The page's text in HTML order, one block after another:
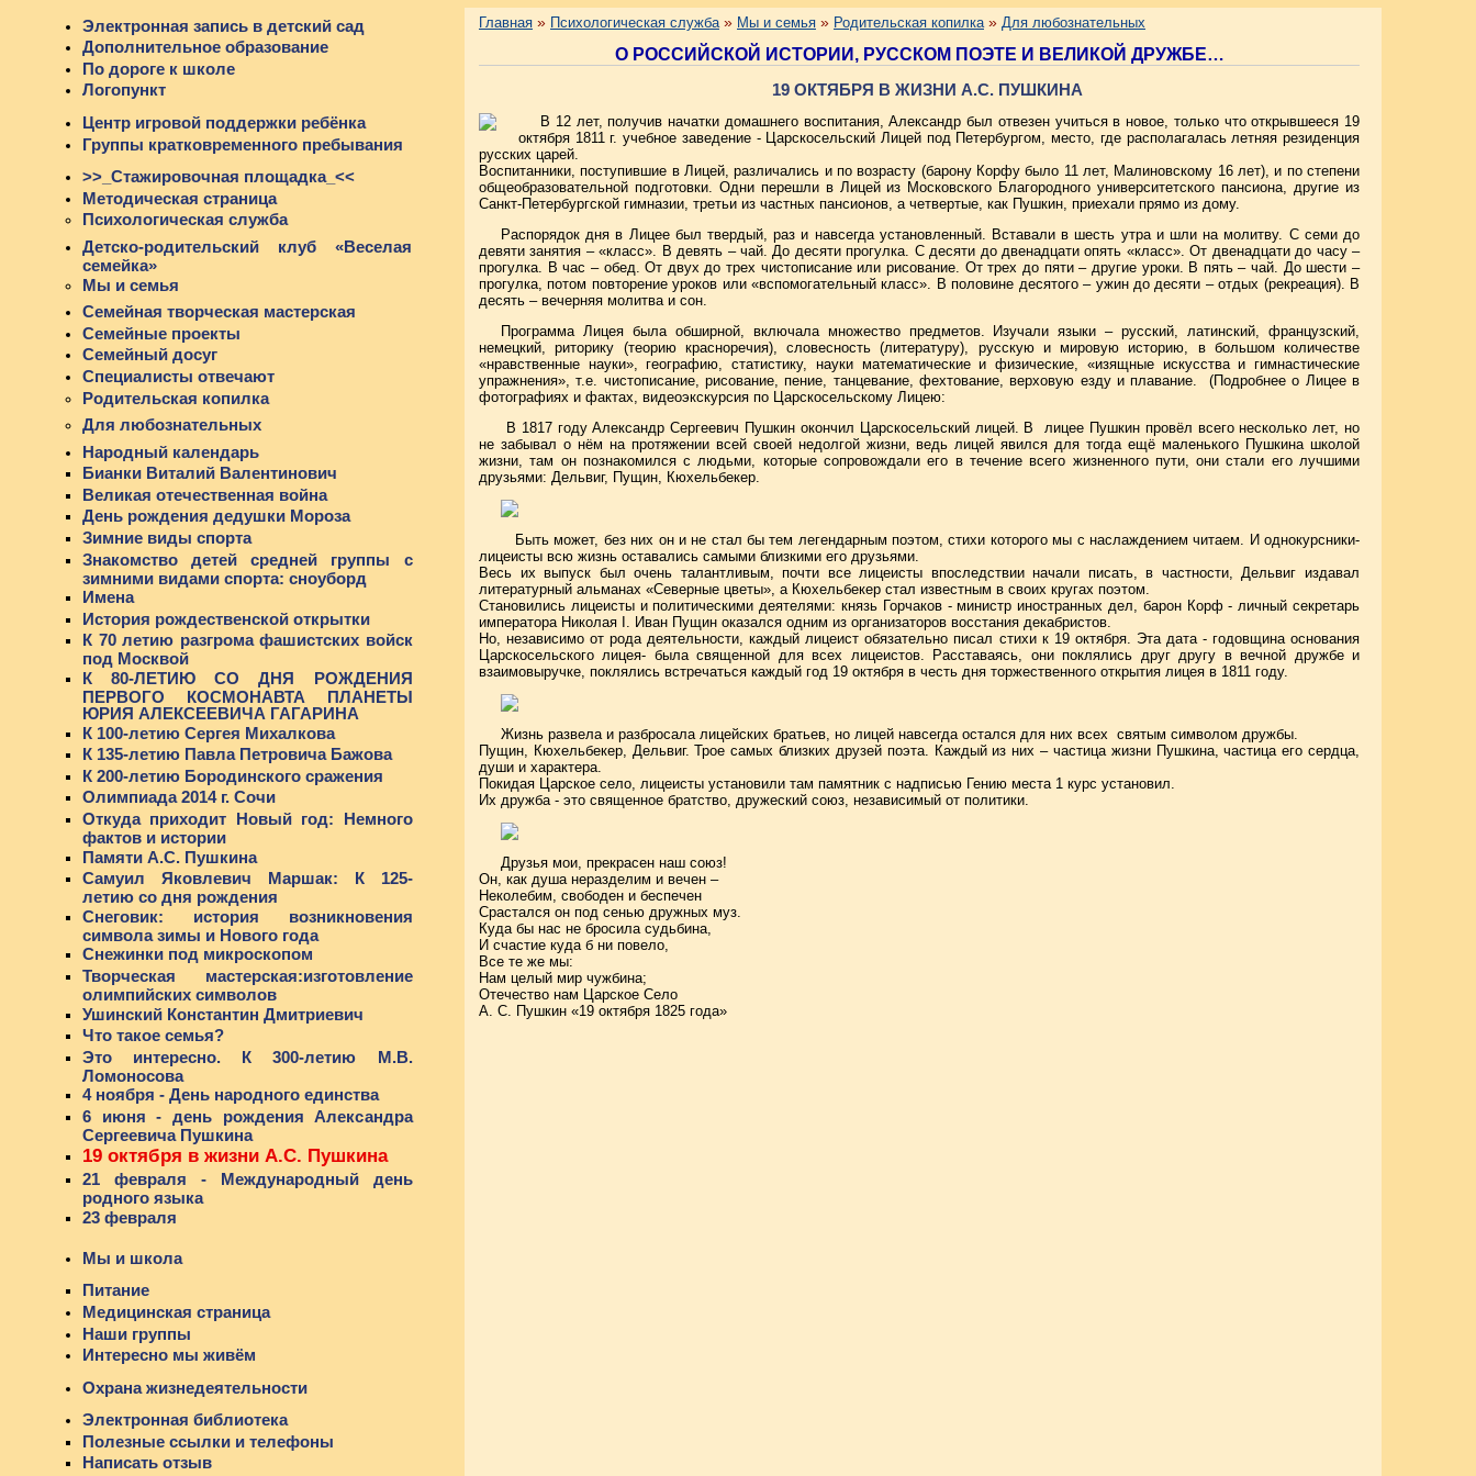
Электронная запись в детский сад
Дополнительное образование
По дороге к школе
Логопункт
Центр игровой поддержки ребёнка
Группы кратковременного пребывания
>>_Стажировочная площадка_<<
Методическая страница
Психологическая служба
Детско-родительский клуб «Веселая
семейка»
Мы и семья
Семейная творческая мастерская
Семейные проекты
Семейный досуг
Специалисты отвечают
Родительская копилка
Для любознательных
Народный календарь
Бианки Виталий Валентинович
Великая отечественная война
День рождения дедушки Мороза
Зимние виды спорта
Знакомство детей средней группы с
зимними видами спорта: сноуборд
Имена
История рождественской открытки
К 70 летию разгрома фашистских войск
под Москвой
К 80-ЛЕТИЮ СО ДНЯ РОЖДЕНИЯ
ПЕРВОГО КОСМОНАВТА ПЛАНЕТЫ
ЮРИЯ АЛЕКСЕЕВИЧА ГАГАРИНА
К 100-летию Сергея Михалкова
К 135-летию Павла Петровича Бажова
К 200-летию Бородинского сражения
Олимпиада 2014 г. Сочи
Откуда приходит Новый год: Немного
фактов и истории
Памяти А.С. Пушкина
Самуил Яковлевич Маршак: К 125-
летию со дня рождения
Снеговик: история возникновения
символа зимы и Нового года
Снежинки под микроскопом
Творческая мастерская:изготовление
олимпийских символов
Ушинский Константин Дмитриевич
Что такое семья?
Это интересно. К 300-летию М.В.
Ломоносова
4 ноября - День народного единства
6 июня - день рождения Александра
Сергеевича Пушкина
19 октября в жизни А.С. Пушкина
21 февраля - Международный день
родного языка
23 февраля
Мы и школа
Питание
Медицинская страница
Наши группы
Интересно мы живём
Охрана жизнедеятельности
Электронная библиотека
Полезные ссылки и телефоны
Написать отзыв
Главная » Психологическая служба » Мы и семья » Родительская копилка » Для любознательных
О РОССИЙСКОЙ ИСТОРИИ, РУССКОМ ПОЭТЕ И ВЕЛИКОЙ ДРУЖБЕ…
19 ОКТЯБРЯ В ЖИЗНИ А.С. ПУШКИНА
В 12 лет, получив начатки домашнего воспитания, Александр был отвезен учиться в новое, только что открывшееся 19
октября 1811 г. учебное заведение - Царскосельский Лицей под Петербургом, место, где располагалась летняя резиденция
русских царей.
Воспитанники, поступившие в Лицей, различались и по возрасту (барону Корфу было 11 лет, Малиновскому 16 лет), и по степени
общеобразовательной подготовки. Одни перешли в Лицей из Московского Благородного университетского пансиона, другие из
Санкт-Петербургской гимназии, третьи из частных пансионов, а четвертые, как Пушкин, приехали прямо из дому.
Распорядок дня в Лицее был твердый, раз и навсегда установленный. Вставали в шесть утра и шли на молитву. С семи до
девяти занятия – «класс». В девять – чай. До десяти прогулка. С десяти до двенадцати опять «класс». От двенадцати до часу –
прогулка. В час – обед. От двух до трех чистописание или рисование. От трех до пяти – другие уроки. В пять – чай. До шести –
прогулка, потом повторение уроков или «вспомогательный класс». В половине десятого – ужин до десяти – отдых (рекреация). В
десять – вечерняя молитва и сон.
Программа Лицея была обширной, включала множество предметов. Изучали языки – русский, латинский, французский,
немецкий, риторику (теорию красноречия), словесность (литературу), русскую и мировую историю, в большом количестве
«нравственные науки», географию, статистику, науки математические и физические, «изящные искусства и гимнастические
упражнения», т.е. чистописание, рисование, пение, танцевание, фехтование, верховую езду и плавание. (Подробнее о Лицее в
фотографиях и фактах, видеоэкскурсия по Царскосельскому Лицею:
В 1817 году Александр Сергеевич Пушкин окончил Царскосельский лицей. В лицее Пушкин провёл всего несколько лет, но
не забывал о нём на протяжении всей своей недолгой жизни, ведь лицей явился для тогда ещё маленького Пушкина школой
жизни, там он познакомился с людьми, которые сопровождали его в течение всего жизненного пути, они стали его лучшими
друзьями: Дельвиг, Пущин, Кюхельбекер.
Быть может, без них он и не стал бы тем легендарным поэтом, стихи которого мы с наслаждением читаем. И однокурсники-
лицеисты всю жизнь оставались самыми близкими его друзьями.
Весь их выпуск был очень талантливым, почти все лицеисты впоследствии начали писать, в частности, Дельвиг издавал
литературный альманах «Северные цветы», а Кюхельбекер стал известным в своих кругах поэтом.
Становились лицеисты и политическими деятелями: князь Горчаков - министр иностранных дел, барон Корф - личный секретарь
императора Николая I. Иван Пущин оказался одним из организаторов восстания декабристов.
Но, независимо от рода деятельности, каждый лицеист обязательно писал стихи к 19 октября. Эта дата - годовщина основания
Царскосельского лицея- была священной для всех лицеистов. Расставаясь, они поклялись друг другу в вечной дружбе и
взаимовыручке, поклялись встречаться каждый год 19 октября в честь дня торжественного открытия лицея в 1811 году.
Жизнь развела и разбросала лицейских братьев, но лицей навсегда остался для них всех святым символом дружбы.
Пущин, Кюхельбекер, Дельвиг. Трое самых близких друзей поэта. Каждый из них – частица жизни Пушкина, частица его сердца,
души и характера.
Покидая Царское село, лицеисты установили там памятник с надписью Гению места 1 курс установил.
Их дружба - это священное братство, дружеский союз, независимый от политики.
Друзья мои, прекрасен наш союз!
Он, как душа неразделим и вечен –
Неколебим, свободен и беспечен
Срастался он под сенью дружных муз.
Куда бы нас не бросила судьбина,
И счастие куда б ни повело,
Все те же мы:
Нам целый мир чужбина;
Отечество нам Царское Село
А. С. Пушкин «19 октября 1825 года»